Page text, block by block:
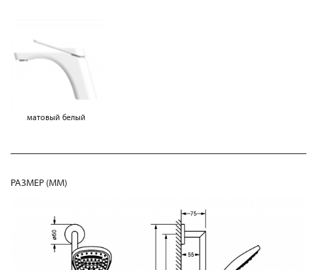
матовый белый
РАЗМЕР (MM)